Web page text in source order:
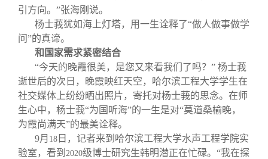
联系我们
引方向。”张海刚说。
杨士莪犹如海上灯塔，用一生诠释了“做人做事做学
问”的真谛。
和国家需求紧密结合
“今天的晚霞很美，是您又来看我们了吗？” 杨士莪
逝世后的次日，晚霞映红天空，哈尔滨工程大学学生在
社交媒体上纷纷晒出照片，寄托对杨士莪的思念。在师
生心中，杨士莪“为国听海”的一生是对“莫道桑榆晚，
为霞尚满天”的最美诠释。
9月 18 日，记者来到哈尔滨工程大学水声工程学院实
验室，看到 2020级博士研究生韩明潜正在忙碌。“我在探